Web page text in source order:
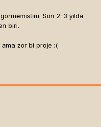
Son 2-3 yilda
biri.
zor bi proje :(